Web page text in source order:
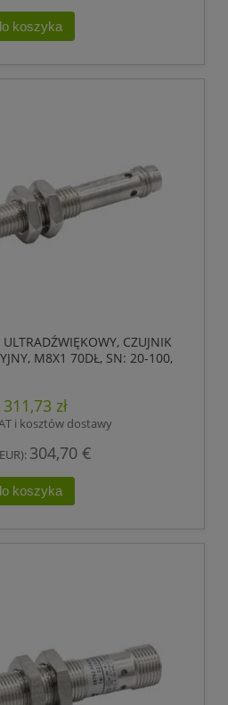
koszyka
CZUJNIK
M8X1 70DŁ, SN: 20-100,
311,73 zł
i kosztów dostawy
304,70 €
koszyka